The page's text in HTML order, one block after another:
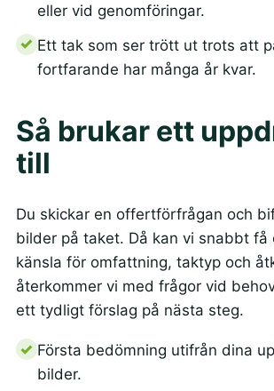
eller vid genomföringar.
Ett tak som ser trött ut trots att
fortfarande har många år kvar.
Så brukar ett
till
Du skickar en offertförfrågan och
bilder på taket. Då kan vi snabbt få
känsla för omfattning, taktyp och
återkommer vi med frågor vid
ett tydligt förslag på nästa steg.
Första bedömning utifrån dina
bilder.